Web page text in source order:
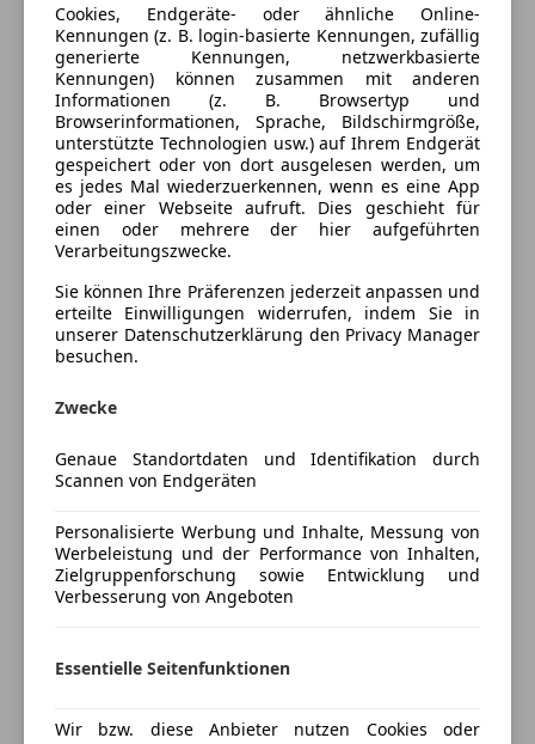
Einparkhilfe Rückfahrkamera
Einparkhilfe Sensoren hinten
Einparkhilfe Sensoren vorne
Elektrische Fensterheber
Elektrische Heckklappe
Elektrische Seitenspiegel
Elektrische Sitze
Getönte Scheiben
Head-up display
Klimaanlage
Lederausstattung
Lederlenkrad
Lichtsensor
Lordosenstütze
Navigationssystem
Panoramadach
Schiebedach
Schlüssellose Zentralverriegelung
Sitzbelüftung
Sitzheizung hinten
Lackierung
Metallic
Farbe der
Innenausstattung
Sonstige
Innenausstattung Vollleder
Fahrzeugbeschreibung
Finanzierung notwendig, aber natürlich möglich!
INFOS UND PROBEFAHRTEN AUCH GERNE
AUSSERHALB UNSERER ÖFFNUNGSZEITEN
Besichtigung nach telefonischer Vereinbarung.
Eingabefehler und Irrtum vorbehalten!
JN Auto GmbH
Kaiserstrasse 1
3313 Wallsee
Mehr anzeigen
Cookies, Endgeräte- oder ähnliche Online-
Kennungen (z. B. login-basierte Kennungen, zufällig
generierte Kennungen, netzwerkbasierte
Kennungen) können zusammen mit anderen
Informationen (z. B. Browsertyp und
Browserinformationen, Sprache, Bildschirmgröße,
unterstützte Technologien usw.) auf Ihrem Endgerät
gespeichert oder von dort ausgelesen werden, um
es jedes Mal wiederzuerkennen, wenn es eine App
oder einer Webseite aufruft. Dies geschieht für
einen oder mehrere der hier aufgeführten
Verarbeitungszwecke.
Sie können Ihre Präferenzen jederzeit anpassen und
erteilte Einwilligungen widerrufen, indem Sie in
unserer Datenschutzerklärung den Privacy Manager
besuchen.
Zwecke
Genaue Standortdaten und Identifikation durch
Scannen von Endgeräten
Personalisierte Werbung und Inhalte, Messung von
Werbeleistung und der Performance von Inhalten,
Zielgruppenforschung sowie Entwicklung und
Verbesserung von Angeboten
Essentielle Seitenfunktionen
Wir bzw. diese Anbieter nutzen Cookies oder